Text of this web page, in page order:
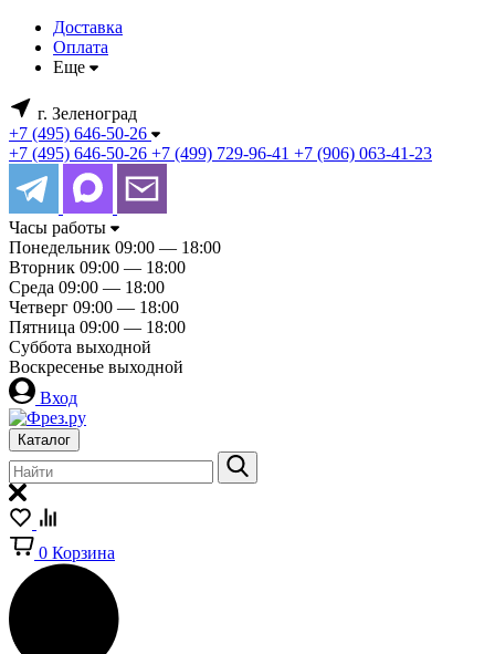
Доставка
Оплата
Еще
г. Зеленоград
+7 (495) 646-50-26
+7 (495) 646-50-26 +7 (499) 729-96-41 +7 (906) 063-41-23
Часы работы
Понедельник 09:00 — 18:00
Вторник 09:00 — 18:00
Среда 09:00 — 18:00
Четверг 09:00 — 18:00
Пятница 09:00 — 18:00
Суббота выходной
Воскресенье выходной
Вход
Каталог
0 Корзина